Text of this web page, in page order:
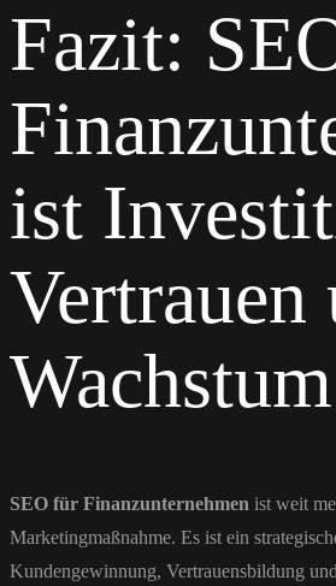
Fazit:
ist
Vertrauen
Wachstum
SEO für Finanzunternehmen ist weit
Marketingmaßnahme. Es ist ein
Kundengewinnung, Vertrauensbildung